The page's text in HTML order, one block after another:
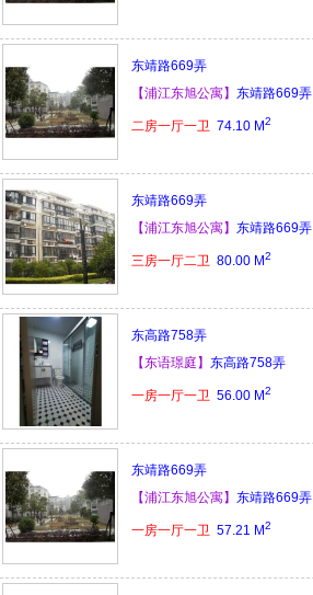
东靖路669弄
【浦江东旭公寓】 东靖路669弄
二房一厅一卫 74.10 M2
东靖路669弄
【浦江东旭公寓】 东靖路669弄
三房一厅二卫 80.00 M2
东高路758弄
【东语璟庭】 东高路758弄
一房一厅一卫 56.00 M2
东靖路669弄
【浦江东旭公寓】 东靖路669弄
一房一厅一卫 57.21 M2